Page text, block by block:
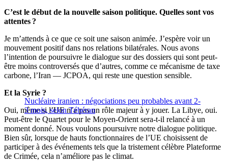
C’est le début de la nouvelle saison politique. Quelles sont vos
attentes ?
Je m’attends à ce que ce soit une saison animée. J’espère voir un
mouvement positif dans nos relations bilatérales. Nous avons
l’intention de poursuivre le dialogue sur des dossiers qui sont peut-
être moins controversés que d’autres, comme ce mécanisme de taxe
carbone, l’Iran — JCPOA, qui reste une question sensible.
Nucléaire iranien : négociations peu probables avant 2-
3 mois, selon Téhéran
Et la Syrie ?
Oui, même si l’UE n’a pas un rôle majeur à y jouer. La Libye, oui.
Peut-être le Quartet pour le Moyen-Orient sera-t-il relancé à un
moment donné. Nous voulons poursuivre notre dialogue politique.
Bien sûr, lorsque de hauts fonctionnaires de l’UE choisissent de
participer à des événements tels que la tristement célèbre Plateforme
de Crimée, cela n’améliore pas le climat.